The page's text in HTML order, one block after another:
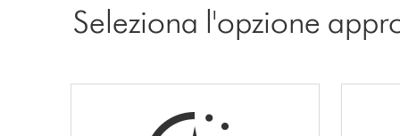
Seleziona l'opzione